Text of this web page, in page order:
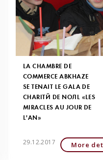
LA CHAMBRE DE
COMMERCE ABKHAZE
SE TENAIT LE GALA DE
CHARITÉ DE NOËL «LES
MIRACLES AU JOUR DE
L'AN»
29.12.2017 More